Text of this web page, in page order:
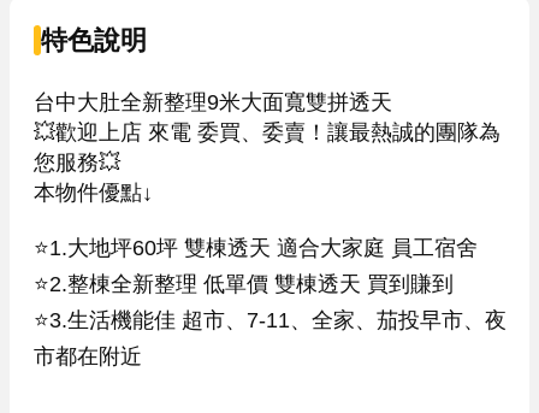
特色說明
台中大肚全新整理9米大面寬雙拼透天
💥歡迎上店 來電 委買、委賣！讓最熱誠的團隊為
您服務💥
本物件優點↓
⭐1.大地坪60坪 雙棟透天 適合大家庭 員工宿舍
⭐2.整棟全新整理 低單價 雙棟透天 買到賺到
⭐3.生活機能佳 超市、7-11、全家、茄投早市、夜
市都在附近